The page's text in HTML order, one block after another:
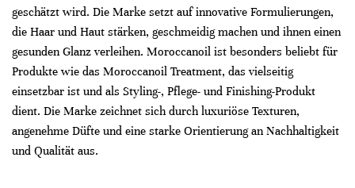
geschätzt wird. Die Marke setzt auf innovative Formulierungen,
die Haar und Haut stärken, geschmeidig machen und ihnen einen
gesunden Glanz verleihen. Moroccanoil ist besonders beliebt für
Produkte wie das Moroccanoil Treatment, das vielseitig
einsetzbar ist und als Styling-, Pflege- und Finishing-Produkt
dient. Die Marke zeichnet sich durch luxuriöse Texturen,
angenehme Düfte und eine starke Orientierung an Nachhaltigkeit
und Qualität aus.